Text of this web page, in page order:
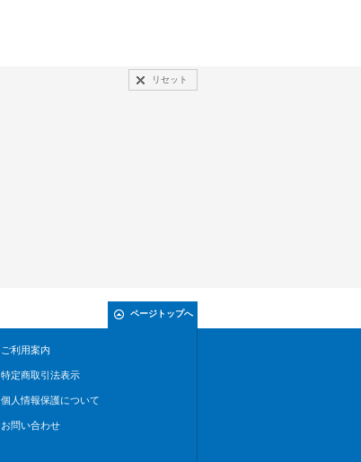
リセット
ページトップへ
ご利用案内
特定商取引法表示
個人情報保護について
お問い合わせ